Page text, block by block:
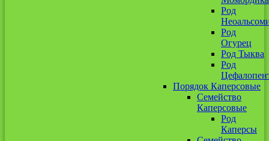
Род
Род
Огурец
Род Тыква
Род
Порядок Каперсовые
Семейство
Каперсовые
Род
Каперсы